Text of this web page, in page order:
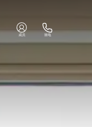
成员 致电